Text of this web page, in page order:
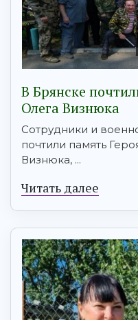
В Брянске
Олега Визнюка
Сотрудники и
почтили память
Визнюка, ...
Читать далее